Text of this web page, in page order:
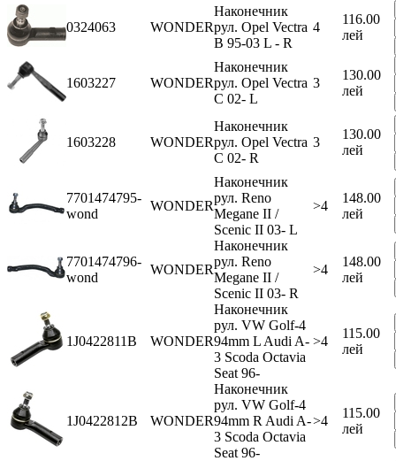
0324063 WONDER
Наконечник
рул. Opel Vectra
B 95-03 L - R
4
116.00
лей
1603227 WONDER
Наконечник
рул. Opel Vectra
C 02- L
3
130.00
лей
1603228 WONDER
Наконечник
рул. Opel Vectra
C 02- R
3
130.00
лей
7701474795-
wond
WONDER
Наконечник
рул. Reno
Megane II /
Scenic II 03- L
>4
148.00
лей
7701474796-
wond
WONDER
Наконечник
рул. Reno
Megane II /
Scenic II 03- R
>4
148.00
лей
1J0422811B WONDER
Наконечник
рул. VW Golf-4
94mm L Audi A-
3 Scoda Octavia
Seat 96-
>4
115.00
лей
1J0422812B WONDER
Наконечник
рул. VW Golf-4
94mm R Audi A-
3 Scoda Octavia
Seat 96-
>4
115.00
лей